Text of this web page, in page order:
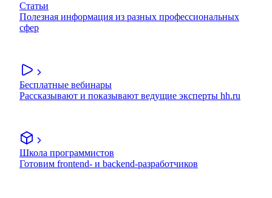
Статьи
Полезная информация из разных профессиональных
сфер
Бесплатные вебинары
Рассказывают и показывают ведущие эксперты hh.ru
Школа программистов
Готовим frontend- и backend-разработчиков